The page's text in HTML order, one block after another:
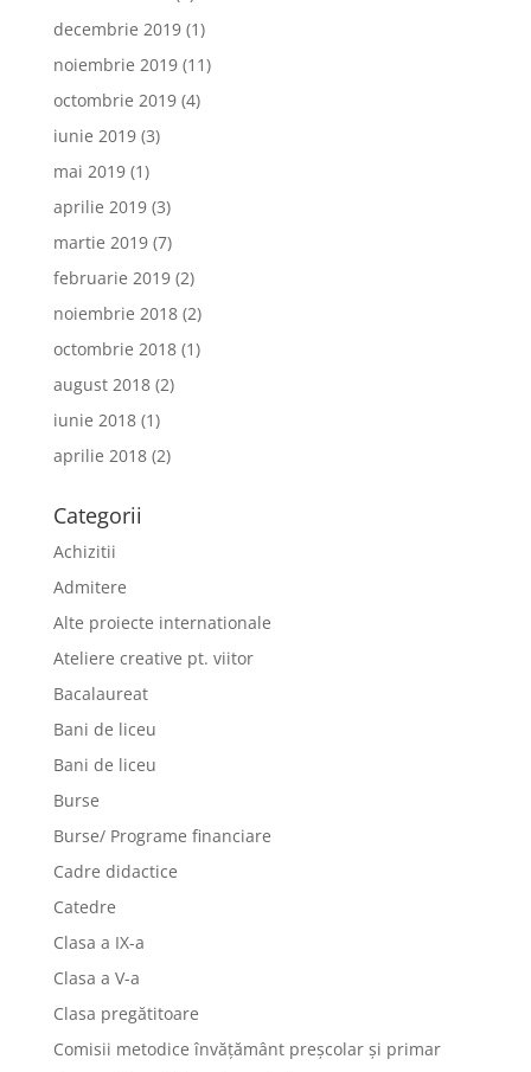
decembrie 2019(1)
noiembrie 2019(11)
octombrie 2019(4)
iunie 2019(3)
mai 2019(1)
aprilie 2019(3)
martie 2019(7)
februarie 2019(2)
noiembrie 2018(2)
octombrie 2018(1)
august 2018(2)
iunie 2018(1)
aprilie 2018(2)
Categorii
Achizitii
Admitere
Alte proiecte internationale
Ateliere creative pt. viitor
Bacalaureat
Bani de liceu
Bani de liceu
Burse
Burse/ Programe financiare
Cadre didactice
Catedre
Clasa a IX-a
Clasa a V-a
Clasa pregătitoare
Comisii metodice învățământ preșcolar și primar